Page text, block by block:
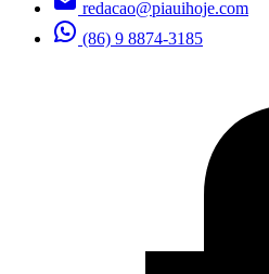
redacao@piauihoje.com
(86) 9 8874-3185